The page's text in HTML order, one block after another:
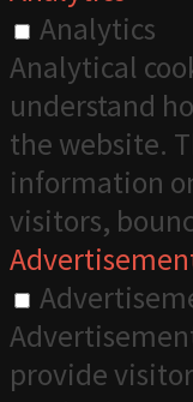
Analytics
Analytical
understand
the website.
information
visitors,
provide